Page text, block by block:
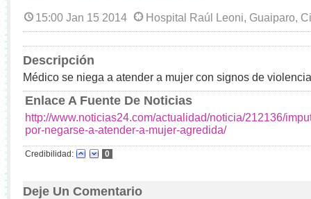
15:00 Jan 15 2014 Hospital Raúl Leoni, Guaiparo,
Descripción
Médico se niega a atender a mujer con signos de
Enlace A Fuente De Noticias
http://www.noticias24.com/actualidad/noticia/212136/
por-negarse-a-atender-a-mujer-agredida/
Credibilidad: 0
Deje Un Comentario